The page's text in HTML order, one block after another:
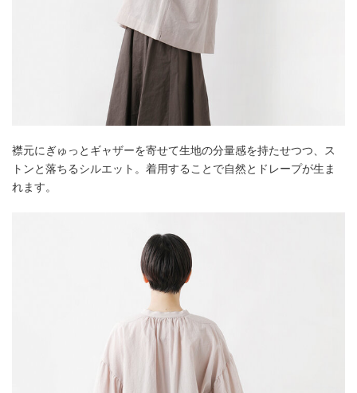
襟元にぎゅっとギャザーを寄せて生地の分量感を持たせつつ、ス
トンと落ちるシルエット。着用することで自然とドレープが生ま
れます。